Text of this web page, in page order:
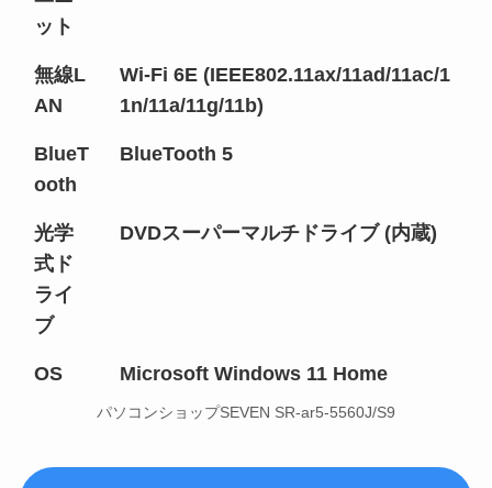
ット
無線L
AN
Wi-Fi 6E (IEEE802.11ax/11ad/11ac/1
1n/11a/11g/11b)
BlueT
ooth
BlueTooth 5
光学
式ド
ライ
ブ
DVDスーパーマルチドライブ (内蔵)
OS Microsoft Windows 11 Home
パソコンショップSEVEN SR-ar5-5560J/S9